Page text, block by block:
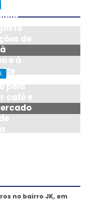
de
e à
pela
café e
no bairro JK, em